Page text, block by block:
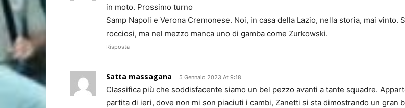
in moto. Prossimo turno
Samp Napoli e Verona Cremonese. Noi, in casa della Lazio, nella storia, mai vinto.
rocciosi, ma nel mezzo manca uno di gamba come Zurkowski.
Risposta
Satta massagana 5 Gennaio 2023 At 9:18
Classifica più che soddisfacente siamo un bel pezzo avanti a tante squadre.
partita di ieri, dove non mi son piaciuti i cambi, Zanetti si sta dimostrando un gran